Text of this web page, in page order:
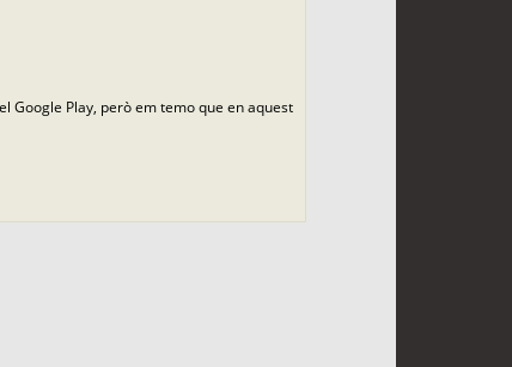
Google Play, però em temo que en aquest